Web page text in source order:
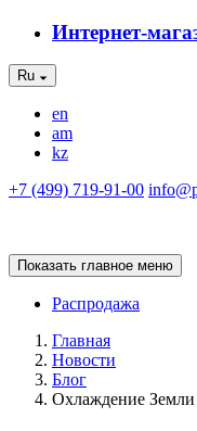
Интернет-
Ru
en
am
kz
+7 (499) 719-91-00
Показать главное меню
Распродажа
Главная
Новости
Блог
Охлаждение Земли